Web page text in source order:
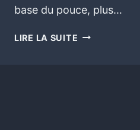
base du pouce, plus…
LIRE LA SUITE